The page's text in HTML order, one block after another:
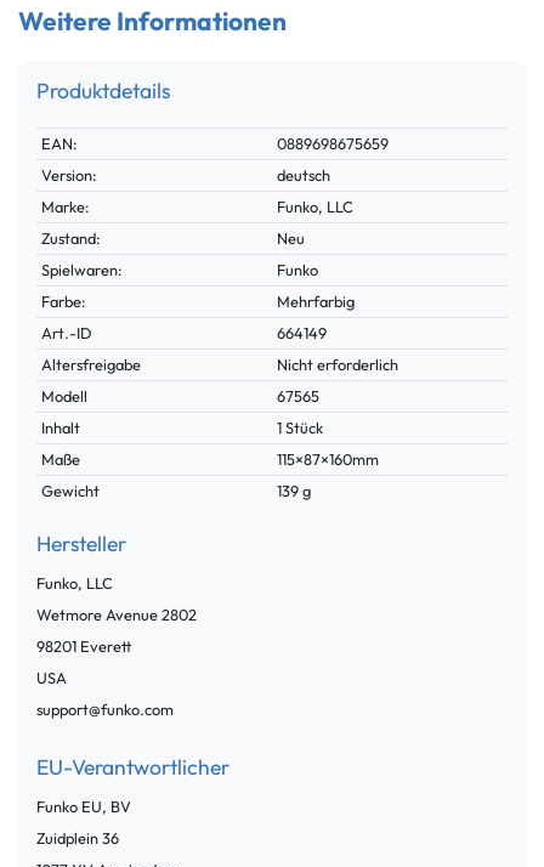
Weitere Informationen
Produktdetails
Technisches
Merkmal
Wert
EAN:
0889698675659
Version:
deutsch
Marke:
Funko, LLC
Zustand:
Neu
Spielwaren:
Funko
Farbe:
Mehrfarbig
Technisches
Merkmal
Wert
Art.-ID
664149
Altersfreigabe
Nicht erforderlich
Modell
67565
Inhalt
1 Stück
Maße
115×87×160mm
Gewicht
139 g
Hersteller
Funko, LLC
Wetmore Avenue2802
98201 Everett
USA
support@funko.com
EU-Verantwortlicher
Funko EU, BV
Zuidplein36